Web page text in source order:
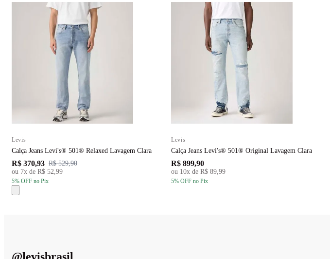
Levis
Calça Jeans Levi's® 501® Relaxed Lavagem Clara
R$ 370,93 R$ 529,90
ou 7x de R$ 52,99
5% OFF no Pix
Levis
Calça Jeans Levi's® 501® Original Lavagem Clara
R$ 899,90
ou 10x de R$ 89,99
5% OFF no Pix